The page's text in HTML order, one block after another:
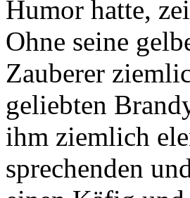
Humor hatte,
Ohne seine
Zauberer
geliebten
ihm ziemlich
sprechenden